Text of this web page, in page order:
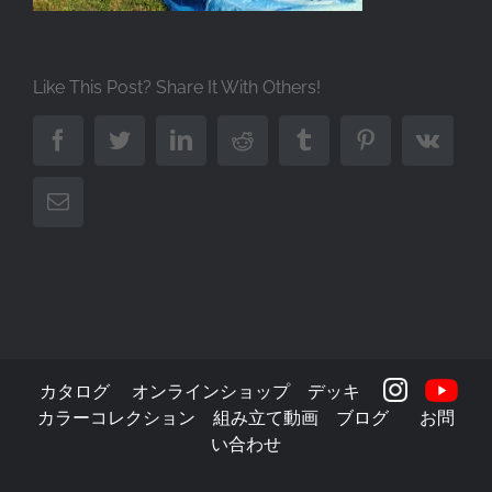
Like This Post? Share It With Others!
FacebookTwitterLinkedInReddit Tumblr PinterestVk
Email
カタログ オンラインショップ
デッキ
カラーコレクション
組み立て動画 ブログ
お問
い合わせ